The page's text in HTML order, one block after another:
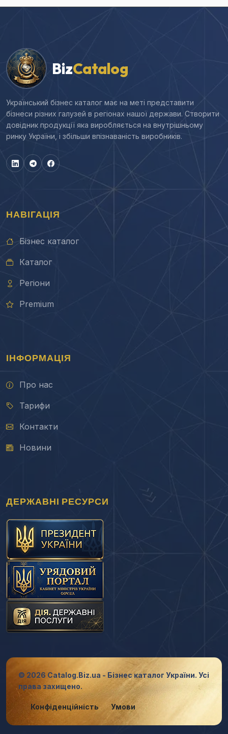
BizCatalog
Український бізнес каталог має на меті представити
бізнеси різних галузей в регіонах нашої держави. Створити
довідник продукції яка виробляється на внутрішньому
ринку України, і збільши впізнаваність виробників.
НАВІГАЦІЯ
Бізнес каталог
Каталог
Регіони
Premium
ІНФОРМАЦІЯ
Про нас
Тарифи
Контакти
Новини
ДЕРЖАВНІ РЕСУРСИ
© 2026 Catalog.Biz.ua - Бізнес каталог України. Усі
права захищено.
Конфіденційність Умови